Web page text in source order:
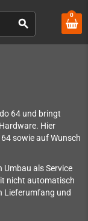
search
0
64 und bringt
Hier
sowie auf Wunsch
Umbau als Service
nicht automatisch
Lieferumfang und